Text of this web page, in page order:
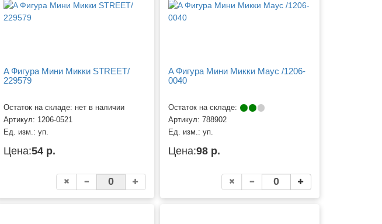
A Фигура Мини Микки STREET/
229579
Остаток на складе: нет в наличии
Артикул: 1206-0521
Ед. изм.: уп.
Цена:54 р.
A Фигура Мини Микки Маус /1206-
0040
Остаток на складе:
Артикул: 788902
Ед. изм.:уп.
Цена:98 р.